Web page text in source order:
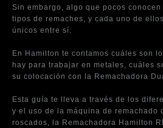
Sin embargo, algo que pocos
tipos de remaches, y cada uno de
únicos entre sí.
En Hamilton te contamos cuáles son
hay para trabajar en metales, cuáles
su colocación con la Remachadora
Esta guía te lleva a través de los
y el uso de la máquina de remachado
roscados, la Remachadora Hamilton